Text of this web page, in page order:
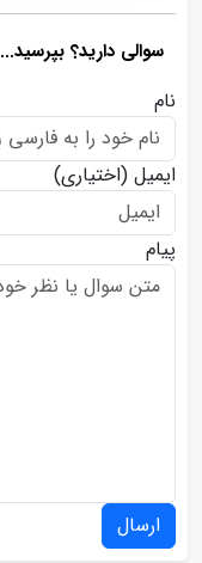
سوالی دارید؟ بپرسید...
نام
ایمیل (اختیاری)
پیام
ارسال